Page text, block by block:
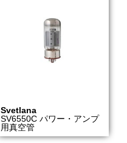
Svetlana
SV6550C パワー・アンプ
用真空管